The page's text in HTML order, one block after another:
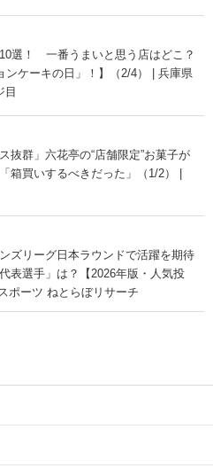
選！ 一番うまいと思う店はどこ？
ンケーキの日」！】（2/4） | 兵庫県
目
抜群」六花亭の“店舗限定”お菓子が
買いするべきだった」（1/2） |
ズリーグ日本ラウンドで活躍を期待
表選手」は？【2026年版・人気投
ポーツ ねとらぼリサーチ